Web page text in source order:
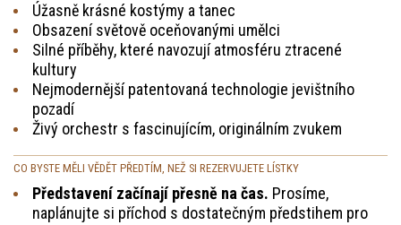
Úžasně krásné kostýmy a tanec
Obsazení světově oceňovanými umělci
Silné příběhy, které navozují atmosféru ztracené
kultury
Nejmodernější patentovaná technologie jevištního
pozadí
Živý orchestr s fascinujícím, originálním zvukem
CO BYSTE MĚLI VĚDĚT PŘEDTÍM, NEŽ SI REZERVUJETE LÍSTKY
Představení začínají přesně na čas. Prosíme,
naplánujte si příchod s dostatečným předstihem pro